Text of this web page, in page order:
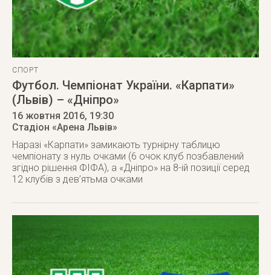
СПОРТ
Футбол. Чемпіонат України. «Карпати»
(Львів) – «Дніпро»
16 жовтня 2016, 19:30
Стадіон «Арена Львів»
Наразі «Карпати» замикають турнірну таблицю
чемпіонату з нуль очками (6 очок клуб позбавлений
згідно рішення ФІФА), а «Дніпро» на 8-ій позиції серед
12 клубів з дев’ятьма очками